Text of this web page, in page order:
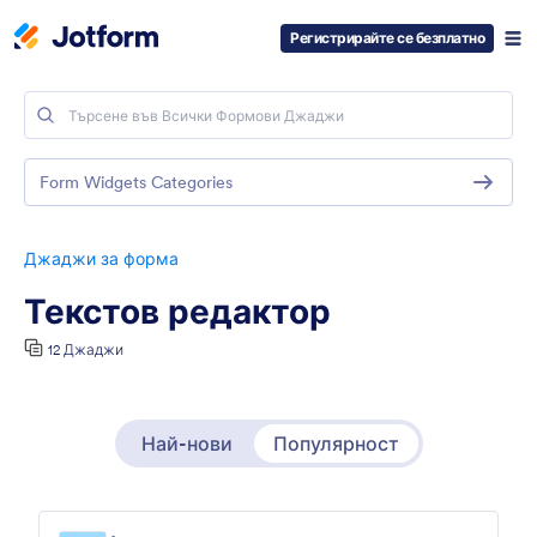
Регистрирайте се безплатно
Джаджи за форма
Текстов редактор
12 Джаджи
Най-нови Популярност
Form Widgets Categories